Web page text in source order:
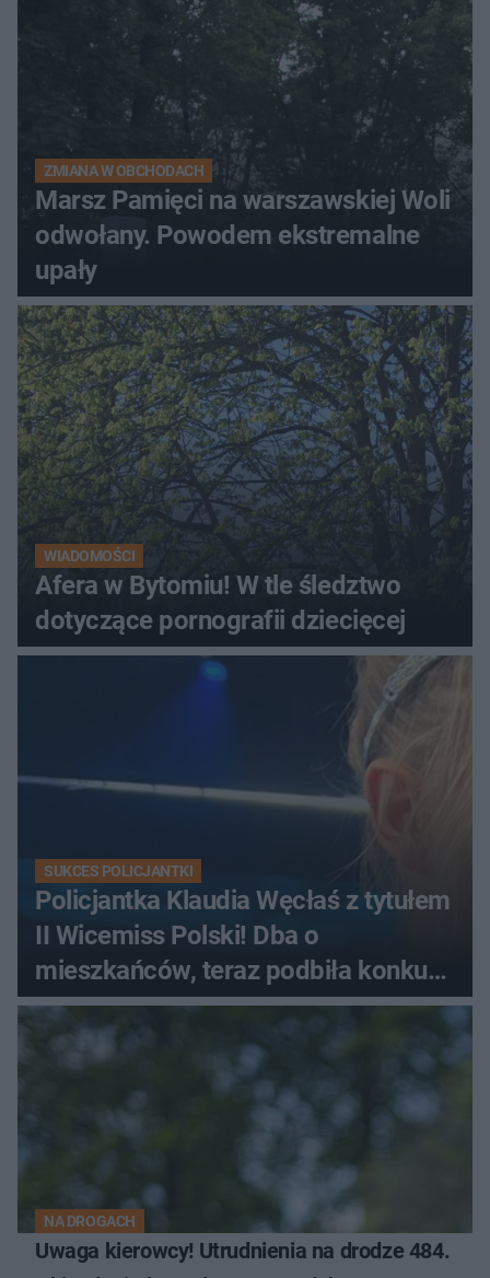
ZMIANA W OBCHODACH
Marsz Pamięci na warszawskiej Woli
odwołany. Powodem ekstremalne
upały
WIADOMOŚCI
Afera w Bytomiu! W tle śledztwo
dotyczące pornografii dziecięcej
SUKCES POLICJANTKI
Policjantka Klaudia Węcłaś z tytułem
II Wicemiss Polski! Dba o
mieszkańców, teraz podbiła konkurs
piękności
NA DROGACH
Uwaga kierowcy! Utrudnienia na drodze 484.